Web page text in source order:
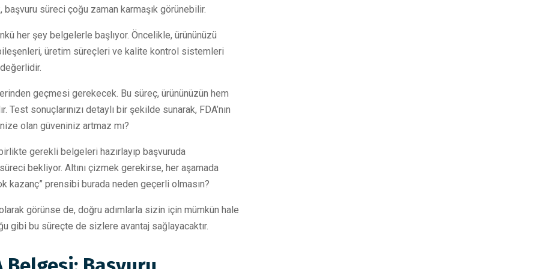
süreci çoğu zaman karmaşık görünebilir.
her şey belgelerle başlıyor. Öncelikle, ürününüzü
bileşenleri, üretim süreçleri ve kalite kontrol sistemleri
geçmesi gerekecek. Bu süreç, ürününüzün hem
sonuçlarınızı detaylı bir şekilde sunarak, FDA’nın
olan güveniniz artmaz mı?
gerekli belgeleri hazırlayıp başvuruda
bekliyor. Altını çizmek gerekirse, her aşamada
kazanç” prensibi burada neden geçerli olmasın?
görünse de, doğru adımlarla sizin için mümkün hale
gibi bu süreçte de sizlere avantaj sağlayacaktır.